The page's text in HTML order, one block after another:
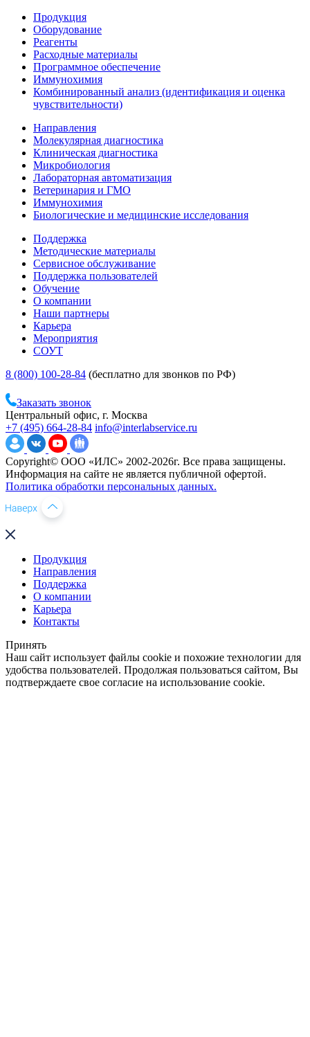
Продукция
Оборудование
Реагенты
Расходные материалы
Программное обеспечение
Иммунохимия
Комбинированный анализ (идентификация и оценка
чувствительности)
Направления
Молекулярная диагностика
Клиническая диагностика
Микробиология
Лабораторная автоматизация
Ветеринария и ГМО
Иммунохимия
Биологические и медицинские исследования
Поддержка
Методические материалы
Сервисное обслуживание
Поддержка пользователей
Обучение
О компании
Наши партнеры
Карьера
Мероприятия
СОУТ
8 (800) 100-28-84 (бесплатно для звонков по РФ)
Заказать звонок
Центральный офис, г. Москва
+7 (495) 664-28-84 info@interlabservice.ru
Copyright© ООО «ИЛС» 2002-2026г. Все права защищены.
Информация на сайте не является публичной офертой.
Политика обработки персональных данных.
Продукция
Направления
Поддержка
О компании
Карьера
Контакты
Принять
Наш сайт использует файлы cookie и похожие технологии для
удобства пользователей. Продолжая пользоваться сайтом, Вы
подтверждаете свое согласие на использование cookie.